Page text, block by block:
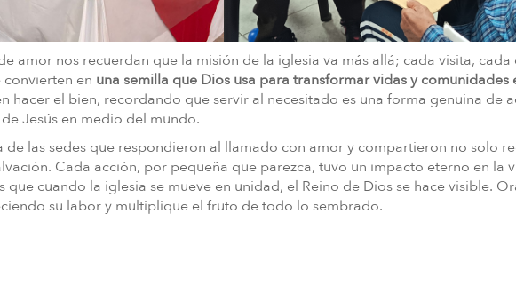
amor nos recuerdan que la misión de la iglesia va más allá; cada visita,
en una semilla que Dios usa para transformar vidas y comunidades
hacer el bien, recordando que servir al necesitado es una forma genuina de
Jesús en medio del mundo.
de las sedes que respondieron al llamado con amor y compartieron no solo
Cada acción, por pequeña que parezca, tuvo un impacto eterno en la
cuando la iglesia se mueve en unidad, el Reino de Dios se hace visible.
su labor y multiplique el fruto de todo lo sembrado.